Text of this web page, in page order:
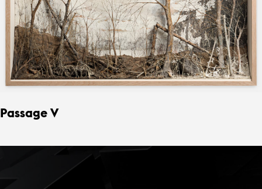
Passage V